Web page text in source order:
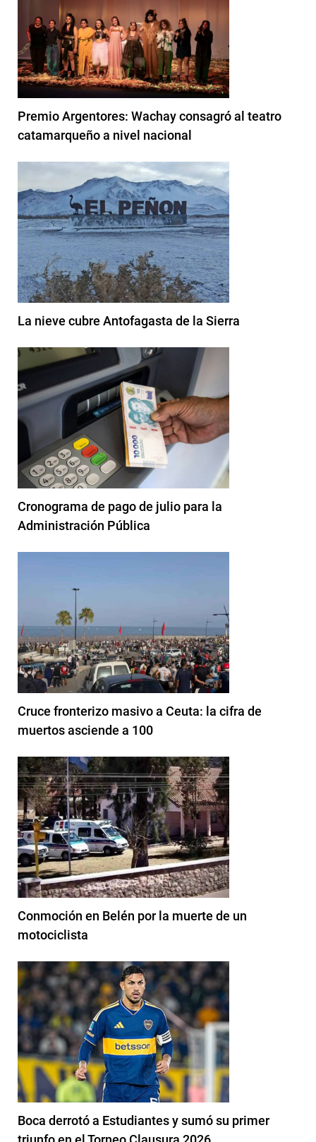
Premio Argentores: Wachay consagró al teatro
catamarqueño a nivel nacional
La nieve cubre Antofagasta de la Sierra
Cronograma de pago de julio para la
Administración Pública
Cruce fronterizo masivo a Ceuta: la cifra de
muertos asciende a 100
Conmoción en Belén por la muerte de un
motociclista
Boca derrotó a Estudiantes y sumó su primer